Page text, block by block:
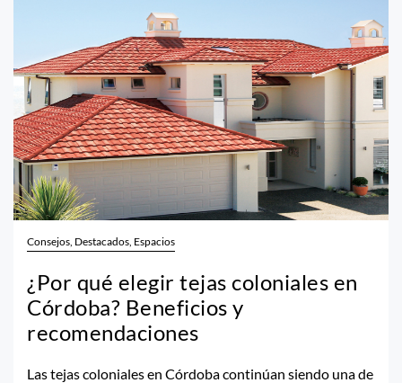
Consejos, Destacados, Espacios
¿Por qué elegir tejas coloniales en
Córdoba? Beneficios y
recomendaciones
Las tejas coloniales en Córdoba continúan siendo una de